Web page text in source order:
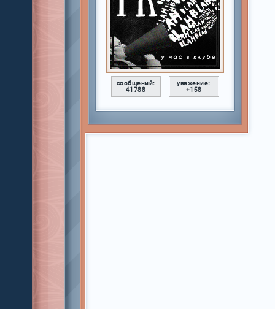
сообщений:
41788
уважение:
+158